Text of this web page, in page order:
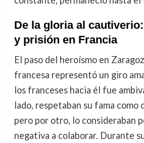
De la gloria al
y prisión en Francia
El paso del heroísmo en
francesa representó un giro
los franceses hacia él fue
lado, respetaban su fama
pero por otro, lo consideraban
negativa a colaborar. Durante